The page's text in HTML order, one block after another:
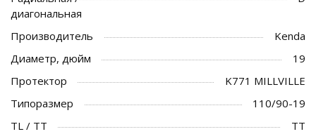
диагональная
Производитель
Kenda
Диаметр, дюйм
19
Протектор
K771 MILLVILLE
Типоразмер
110/90-19
TL / TT
TT